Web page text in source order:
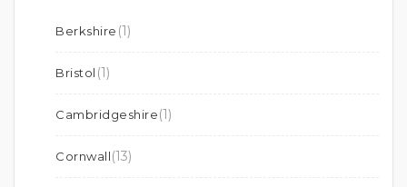
Berkshire (1)
Bristol (1)
Cambridgeshire(1)
Cornwall(13)